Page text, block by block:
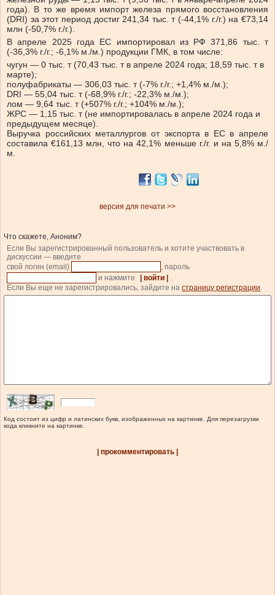
года). В то же время импорт железа прямого восстановления
(DRI) за этот период достиг 241,34 тыс. т (-44,1% г./г.) на €73,14
млн (-50,7% г./г.).
В апреле 2025 года ЕС импортировал из РФ 371,86 тыс. т
(-36,3% г./г.; -6,1% м./м.) продукции ГМК, в том числе:
чугун — 0 тыс. т (70,43 тыс. т в апреле 2024 года; 18,59 тыс. т в
марте);
полуфабрикаты — 306,03 тыс. т (-7% г./г.; +1,4% м./м.);
DRI — 55,04 тыс. т (-68,9% г./г.; -22,3% м./м.);
лом — 9,64 тыс. т (+507% г./г.; +104% м./м.);
ЖРС — 1,15 тыс. т (не импортировалась в апреле 2024 года и
предыдущем месяце).
Выручка российских металлургов от экспорта в ЕС в апреле
составила €161,13 млн, что на 42,1% меньше г./г. и на 5,8% м./
м.
версия для печати >>
Что скажете, Аноним?
Если Вы зарегистрированный пользователь и хотите участвовать в
дискуссии — введите
свой логин (email)
, пароль
и нажмите
| войти |
.
Если Вы еще не зарегистрировались, зайдите на страницу регистрации.
Код состоит из цифр и латинских букв, изображенных на картинке. Для перезагрузки
кода кликните на картинке.
| прокомментировать |